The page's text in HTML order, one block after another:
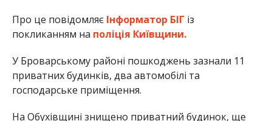
Про це повідомляє Інформатор БІГ із
покликанням на поліція Київщини.
У Броварському районі пошкоджень зазнали 11
приватних будинків, два автомобілі та
господарське приміщення.
На Обухівщині знищено приватний будинок, ще